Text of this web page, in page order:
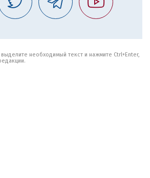
необходимый текст и нажмите Ctrl+Enter,